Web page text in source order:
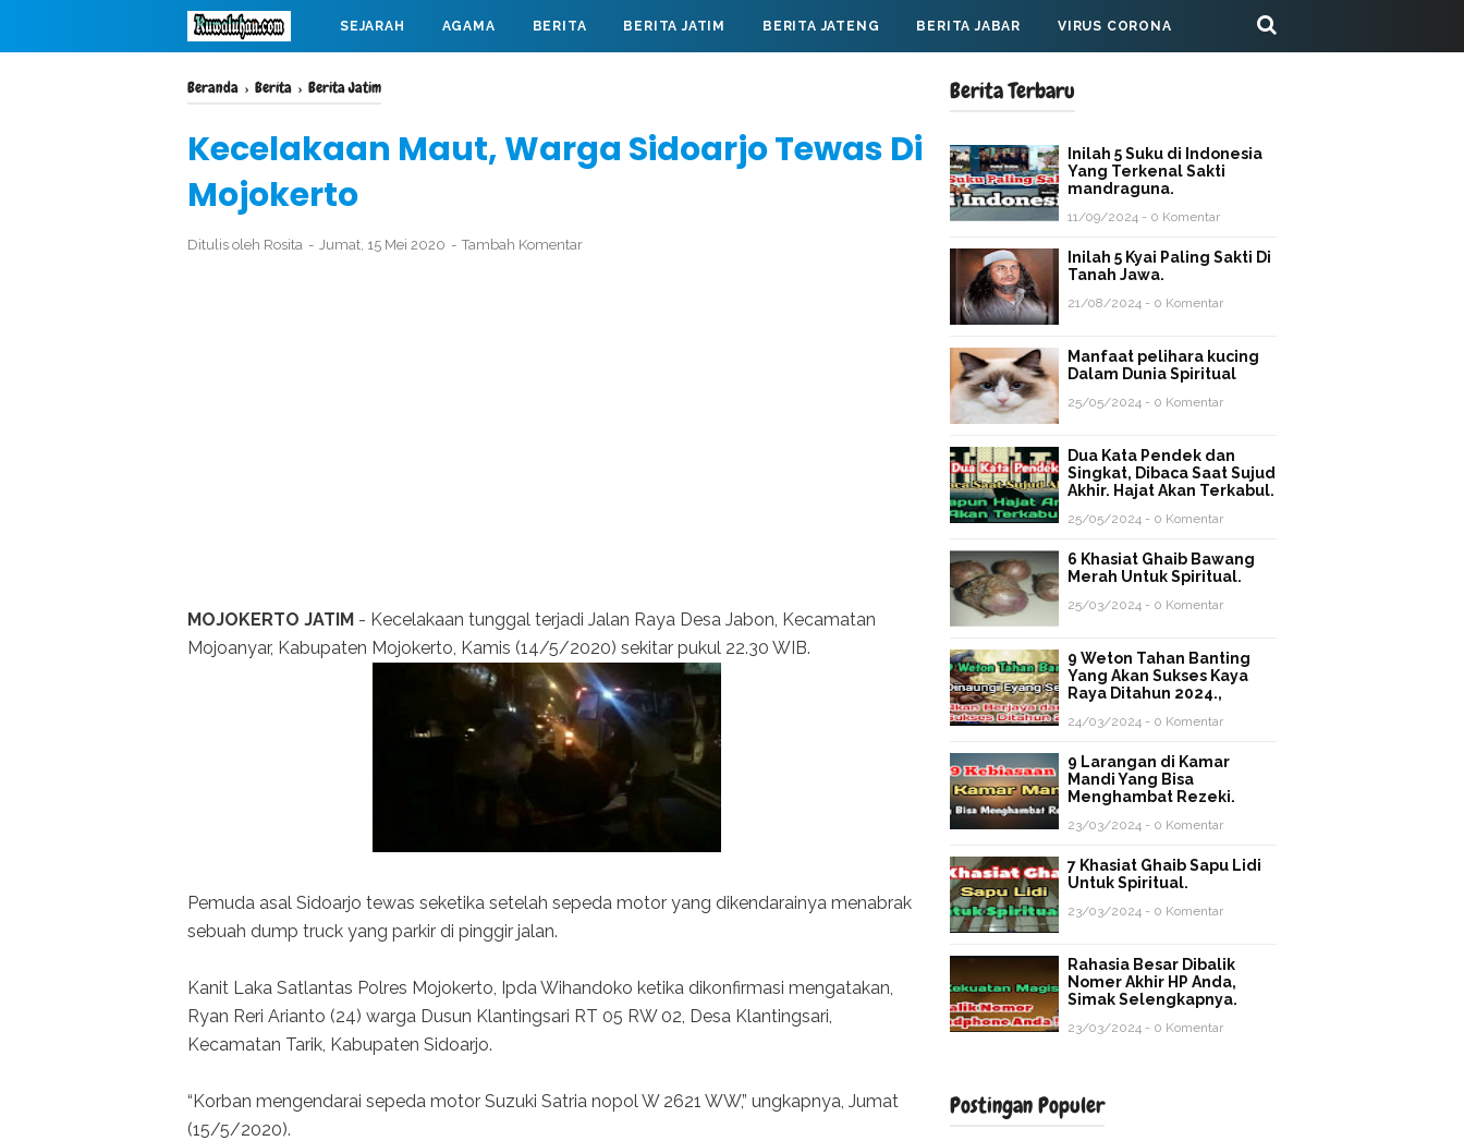
SEJARAH AGAMA BERITA BERITA JATIM BERITA JATENG BERITA JABAR VIRUS CORONA
MAHABARATA
Beranda › Berita › Berita Jatim
Kecelakaan Maut, Warga Sidoarjo Tewas Di
Mojokerto
Ditulis oleh Rosita Jumat, 15 Mei 2020 Tambah Komentar
MOJOKERTO JATIM - Kecelakaan tunggal terjadi Jalan Raya Desa Jabon, Kecamatan
Mojoanyar, Kabupaten Mojokerto, Kamis (14/5/2020) sekitar pukul 22.30 WIB.
Pemuda asal Sidoarjo tewas seketika setelah sepeda motor yang dikendarainya menabrak
sebuah dump truck yang parkir di pinggir jalan.
Kanit Laka Satlantas Polres Mojokerto, Ipda Wihandoko ketika dikonfirmasi mengatakan,
Ryan Reri Arianto (24) warga Dusun Klantingsari RT 05 RW 02, Desa Klantingsari,
Kecamatan Tarik, Kabupaten Sidoarjo.
“Korban mengendarai sepeda motor Suzuki Satria nopol W 2621 WW,” ungkapnya, Jumat
(15/5/2020).
Berita Terbaru
Inilah 5 Suku di Indonesia
Yang Terkenal Sakti
mandraguna.
11/09/2024 - 0 Komentar
Inilah 5 Kyai Paling Sakti Di
Tanah Jawa.
21/08/2024 - 0 Komentar
Manfaat pelihara kucing
Dalam Dunia Spiritual
25/05/2024 - 0 Komentar
Dua Kata Pendek dan
Singkat, Dibaca Saat Sujud
Akhir. Hajat Akan Terkabul.
25/05/2024 - 0 Komentar
6 Khasiat Ghaib Bawang
Merah Untuk Spiritual.
25/03/2024 - 0 Komentar
9 Weton Tahan Banting
Yang Akan Sukses Kaya
Raya Ditahun 2024.,
24/03/2024 - 0 Komentar
9 Larangan di Kamar
Mandi Yang Bisa
Menghambat Rezeki.
23/03/2024 - 0 Komentar
7 Khasiat Ghaib Sapu Lidi
Untuk Spiritual.
23/03/2024 - 0 Komentar
Rahasia Besar Dibalik
Nomer Akhir HP Anda,
Simak Selengkapnya.
23/03/2024 - 0 Komentar
Postingan Populer